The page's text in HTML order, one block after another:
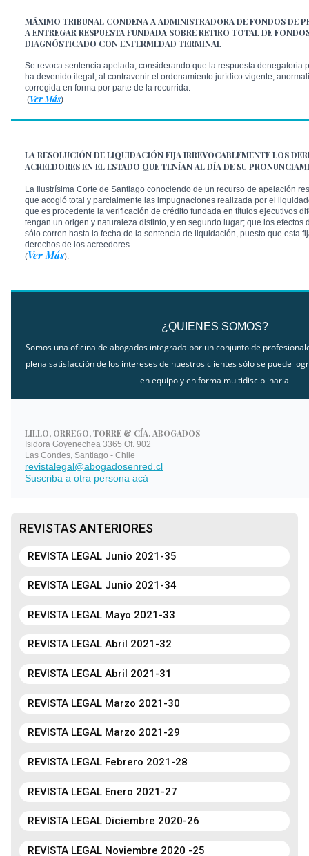
MÁXIMO TRIBUNAL CONDENA A ADMINISTRADORA DE FONDOS DE
A ENTREGAR RESPUESTA FUNDADA SOBRE RETIRO TOTAL DE
DIAGNÓSTICADO CON ENFERMEDAD TERMINAL
Se revoca sentencia apelada, considerando que la respuesta denegatoria
ha devenido ilegal, al contravenir el ordenamiento jurídico vigente,
corregida en forma por parte de la recurrida.
(Ver Más).
LA RESOLUCIÓN DE LIQUIDACIÓN FIJA IRREVOCABLEMENTE LOS
ACREEDORES EN EL ESTADO QUE TENÍAN AL DÍA DE SU
La Ilustrísima Corte de Santiago conociendo de un recurso de apelación
que acogió total y parcialmente las impugnaciones realizada por el
que es procedente la verificación de crédito fundada en títulos ejecutivos
tengan un origen y naturaleza distinto, y en segundo lugar; que los efectos
sólo corren hasta la fecha de la sentencia de liquidación, puesto que esta
derechos de los acreedores.
(Ver Más).
¿QUIENES SOMOS?
Somos una oficina de abogados integrada por un conjunto de
plena satisfacción de los intereses de nuestros clientes sólo se puede
en equipo y en forma multidisciplinaria
LILLO, ORREGO, TORRE & CÍA. ABOGADOS
Isidora Goyenechea 3365 Of. 902
Las Condes, Santiago - Chile
revistalegal@abogadosenred.cl
Suscriba a otra persona acá
REVISTAS ANTERIORES
REVISTA LEGAL Junio 2021-35
REVISTA LEGAL Junio 2021-34
REVISTA LEGAL Mayo 2021-33
REVISTA LEGAL Abril 2021-32
REVISTA LEGAL Abril 2021-31
REVISTA LEGAL Marzo 2021-30
REVISTA LEGAL Marzo 2021-29
REVISTA LEGAL Febrero 2021-28
REVISTA LEGAL Enero 2021-27
REVISTA LEGAL Diciembre 2020-26
REVISTA LEGAL Noviembre 2020 -25